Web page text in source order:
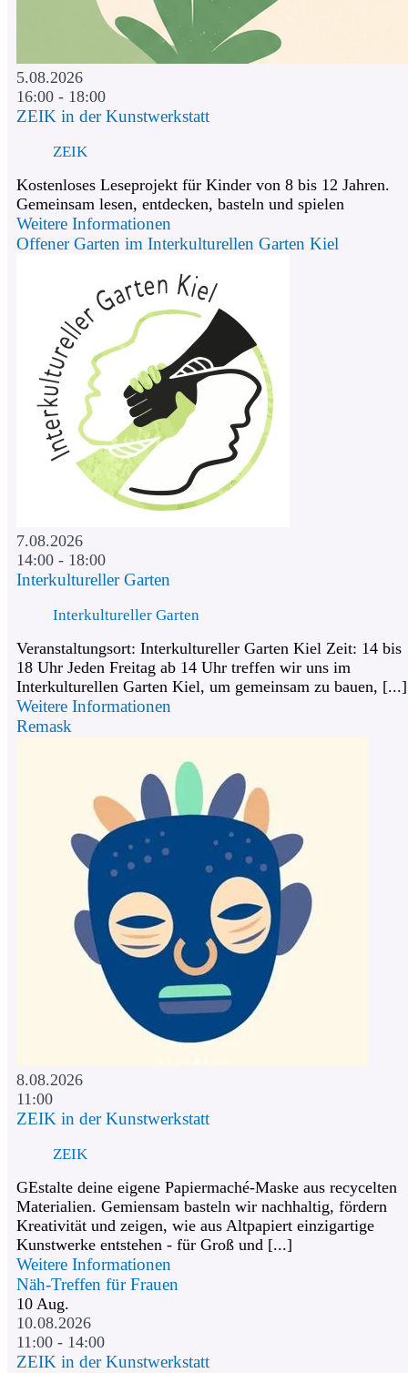
5.08.2026
16:00 - 18:00
ZEIK in der Kunstwerkstatt
ZEIK
Kostenloses Leseprojekt für Kinder von 8 bis 12 Jahren.
Gemeinsam lesen, entdecken, basteln und spielen
Weitere Informationen
Offener Garten im Interkulturellen Garten Kiel
7.08.2026
14:00 - 18:00
Interkultureller Garten
Interkultureller Garten
Veranstaltungsort: Interkultureller Garten Kiel Zeit: 14 bis
18 Uhr Jeden Freitag ab 14 Uhr treffen wir uns im
Interkulturellen Garten Kiel, um gemeinsam zu bauen, [...]
Weitere Informationen
Remask
8.08.2026
11:00
ZEIK in der Kunstwerkstatt
ZEIK
GEstalte deine eigene Papiermaché-Maske aus recycelten
Materialien. Gemiensam basteln wir nachhaltig, fördern
Kreativität und zeigen, wie aus Altpapiert einzigartige
Kunstwerke entstehen - für Groß und [...]
Weitere Informationen
Näh-Treffen für Frauen
10 Aug.
10.08.2026
11:00 - 14:00
ZEIK in der Kunstwerkstatt